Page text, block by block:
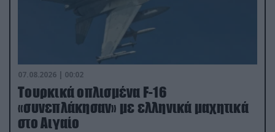
07.08.2026 | 00:02
Τουρκικά οπλισμένα F-16
«συνεπλάκησαν» με ελληνικά μαχητικά
στο Αιγαίο